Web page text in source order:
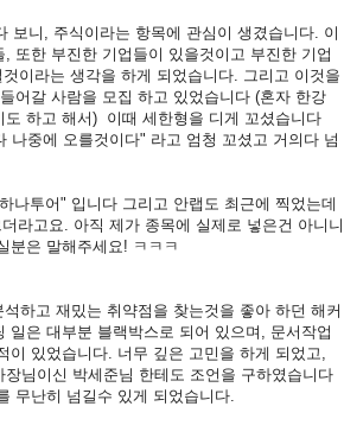
보니, 주식이라는 항목에 관심이 생겼습니다. 이
또한 부진한 기업들이 있을것이고 부진한 기업
이라는 생각을 하게 되었습니다. 그리고 이것을
어갈 사람을 모집 하고 있었습니다 (혼자 한강
하고 해서) 이때 세한형을 디게 꼬셨습니다
나중에 오를것이다" 라고 엄청 꼬셨고 거의다 넘
나투어" 입니다 그리고 안랩도 최근에 찍었는데
라고요. 아직 제가 종목에 실제로 넣은건 아니니
분은 말해주세요! ㅋㅋㅋ
하고 재밌는 취약점을 찾는것을 좋아 하던 해커
은 대부분 블랙박스로 되어 있으며, 문서작업
있었습니다. 너무 깊은 고민을 하게 되었고,
님이신 박세준님 한테도 조언을 구하였습니다
무난히 넘길수 있게 되었습니다.